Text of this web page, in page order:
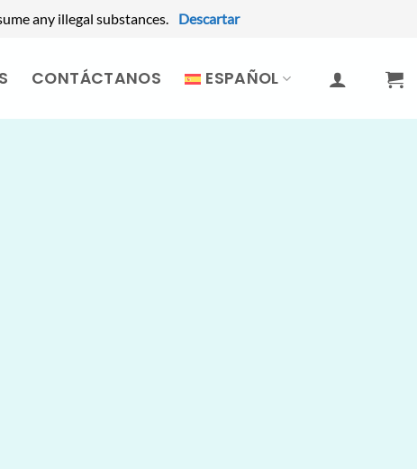
any illegal substances.
Descartar
CONTÁCTANOS ESPAÑOL